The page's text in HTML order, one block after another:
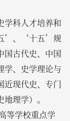
学科人才培养和
’、‘十五’规
古代史、中国
学、史学理论与
近现代史、专门
理学）。
等学校重点学